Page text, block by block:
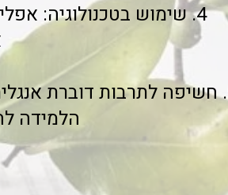
4. שימוש בטכנולוגיה:
5. חשיפה לתרבות דוברת
הלמידה